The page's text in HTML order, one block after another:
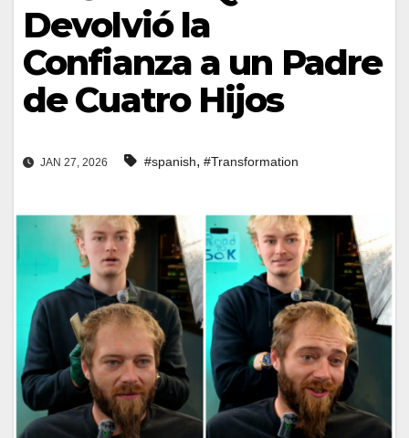
Devolvió la
Confianza a un Padre
de Cuatro Hijos
JAN 27, 2026 #spanish, #Transformation